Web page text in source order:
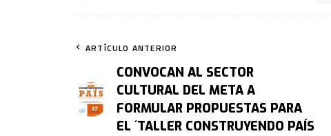
ARTÍCULO ANTERIOR
CONVOCAN AL SECTOR
CULTURAL DEL META A
FORMULAR PROPUESTAS PARA
EL ´TALLER CONSTRUYENDO PAÍS